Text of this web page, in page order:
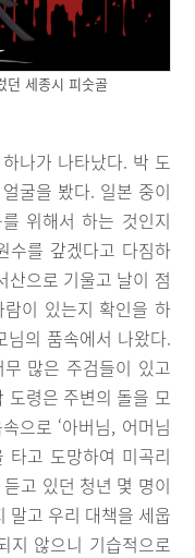
던 세종시 피숫골
나가 나타났다. 박 도
굴을 봤다. 일본 중이
위해서 하는 것인지
수를 갚겠다고 다짐하
산으로 기울고 날이 점
이 있는지 확인을 하
의 품속에서 나왔다.
많은 주검들이 있고
도령은 주변의 돌을 모
으로 ‘아버님, 어머님
타고 도망하여 미곡리
고 있던 청년 몇 명이
말고 우리 대책을 세웁
지 않으니 기습적으로